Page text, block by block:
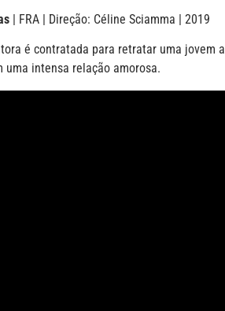
| FRA | Direção: Céline Sciamma | 2019
é contratada para retratar uma jovem
intensa relação amorosa.